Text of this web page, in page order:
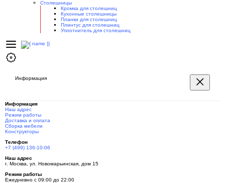
Столешницы
Кромка для столешниц
Кухонные столешницы
Планки для столешниц
Плинтус для столешниц
Уплотнитель для столешниц
Информация
Информация
Наш адрес
Режим работы
Доставка и оплата
Сборка мебели
Конструкторы
Телефон
+7 (499) 136-10-06
Наш адрес
г. Москва, ул. Новомарьинская, дом 15
Режим работы
Ежедневно с 09:00 до 22:00